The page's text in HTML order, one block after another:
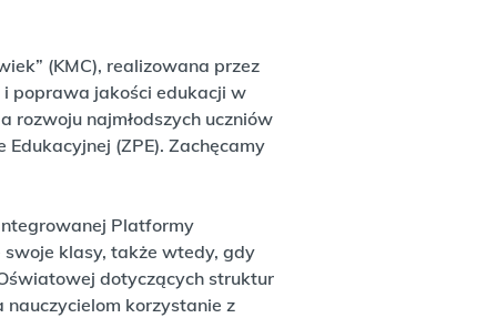
(KMC), realizowana przez
i poprawa jakości edukacji w
rozwoju najmłodszych uczniów
(ZPE). Zachęcamy
Platformy
swoje klasy, także wtedy, gdy
dotyczących struktur
korzystanie z